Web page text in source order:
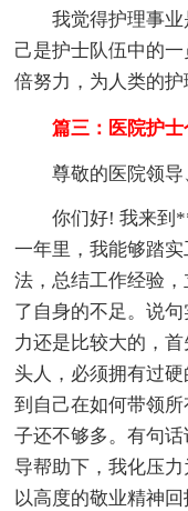
我觉得护理事业
己是护士队伍中的
倍努力，为人类的护
篇三：医院护士
尊敬的医院领导
你们好! 我来到**
一年里，我能够踏
法，总结工作经验
了自身的不足。说
力还是比较大的，
头人，必须拥有过
到自己在如何带领
子还不够多。有句
导帮助下，我化压
以高度的敬业精神